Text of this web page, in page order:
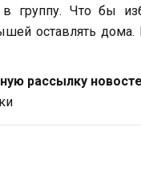
группу. Что бы
оставлять дома.
рассылку